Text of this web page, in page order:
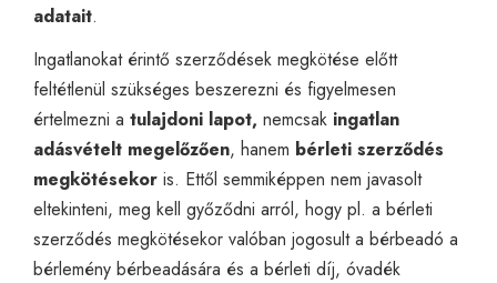
adatait.
Ingatlanokat érintő szerződések megkötése előtt
feltétlenül szükséges beszerezni és figyelmesen
értelmezni a tulajdoni lapot, nemcsak ingatlan
adásvételt megelőzően, hanem bérleti szerződés
megkötésekor is. Ettől semmiképpen nem javasolt
eltekinteni, meg kell győződni arról, hogy pl. a bérleti
szerződés megkötésekor valóban jogosulta bérbeadó a
bérlemény bérbeadására és a bérleti díj, óvadék